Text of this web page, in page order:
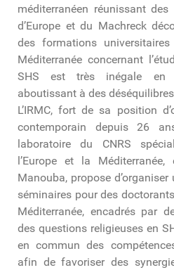
méditerranéen réunissant
d’Europe et du Machreck
des formations
Méditerranée concernant
SHS est très inégale en
aboutissant à des
L’IRMC, fort de sa position
contemporain depuis 26
laboratoire du CNRS
l’Europe et la
Manouba, propose
séminaires pour des
Méditerranée, encadrés par
des questions religieuses en
en commun des
afin de favoriser des